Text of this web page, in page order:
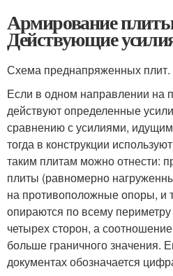
Армирование
Действующие
Схема преднапряженных плит.
Если в одном направлении на
действуют определенные
сравнению с усилиями,
тогда в конструкции
таким плитам можно отнести:
плиты (равномерно
на противоположные опоры, и
опираются по всему
четырех сторон, а
больше граничного значения.
документах обозначается